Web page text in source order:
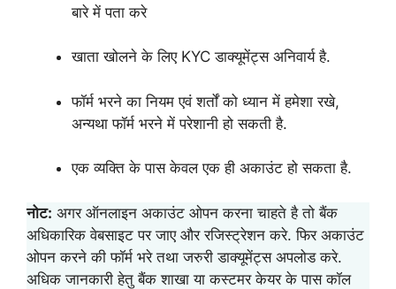
बारे में पता करे
खाता खोलने के लिए KYC डाक्यूमेंट्स अनिवार्य है.
फॉर्म भरने का नियम एवं शर्तों को ध्यान में हमेशा रखे,
अन्यथा फॉर्म भरने में परेशानी हो सकती है.
एक व्यक्ति के पास केवल एक ही अकाउंट हो सकता है.
नोट: अगर ऑनलाइन अकाउंट ओपन करना चाहते है तो बैंक
अधिकारिक वेबसाइट पर जाए और रजिस्ट्रेशन करे. फिर अकाउंट
ओपन करने की फॉर्म भरे तथा जरुरी डाक्यूमेंट्स अपलोड करे.
अधिक जानकारी हेतु बैंक शाखा या कस्टमर केयर के पास कॉल